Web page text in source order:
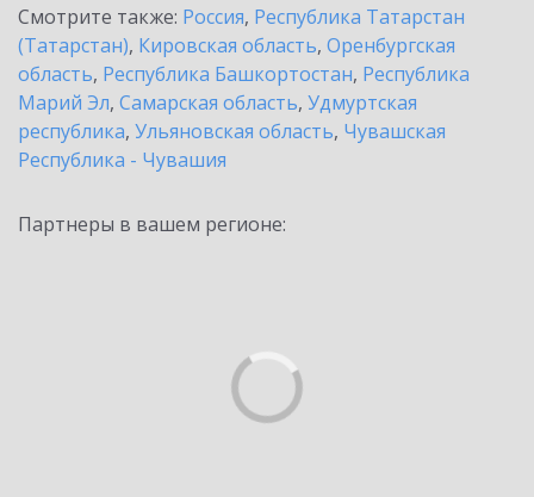
Смотрите также: Россия, Республика Татарстан
(Татарстан), Кировская область, Оренбургская
область, Республика Башкортостан, Республика
Марий Эл, Самарская область, Удмуртская
республика, Ульяновская область, Чувашская
Республика - Чувашия
Партнеры в вашем регионе: